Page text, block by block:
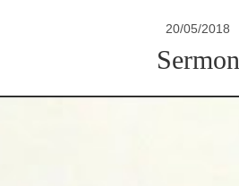
haut/bas
uploads/2018/06/Ne-crains-rien-je-
20/05/2018
Sermon